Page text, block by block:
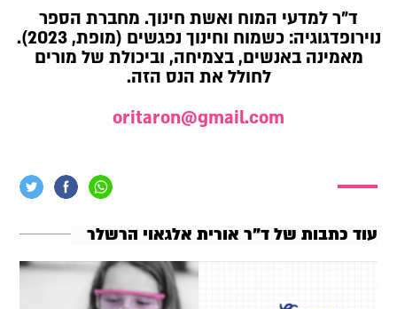
עוד כתבות של ד"ר אורית אלגאוי הרשלר
ד"ר למדעי המוח ואשת חינוך. מחברת הספר
נוירופדגוגיה: כשמוח וחינוך נפגשים (מופת, 2023).
מאמינה באנשים, בצמיחה, וביכולת של מורים
לחולל את הנס הזה.
oritaron@gmail.com